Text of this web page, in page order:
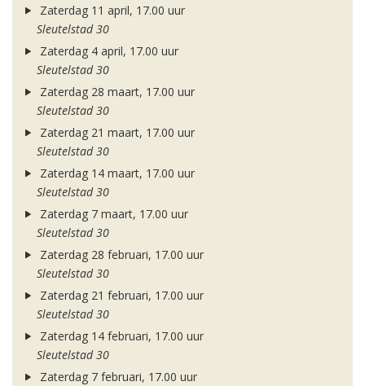
Zaterdag 11 april, 17.00 uur
Sleutelstad 30
Zaterdag 4 april, 17.00 uur
Sleutelstad 30
Zaterdag 28 maart, 17.00 uur
Sleutelstad 30
Zaterdag 21 maart, 17.00 uur
Sleutelstad 30
Zaterdag 14 maart, 17.00 uur
Sleutelstad 30
Zaterdag 7 maart, 17.00 uur
Sleutelstad 30
Zaterdag 28 februari, 17.00 uur
Sleutelstad 30
Zaterdag 21 februari, 17.00 uur
Sleutelstad 30
Zaterdag 14 februari, 17.00 uur
Sleutelstad 30
Zaterdag 7 februari, 17.00 uur